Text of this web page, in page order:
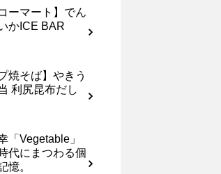
ーマート】でん
かICE BAR
焼そば】やきう
利尻昆布だし
「Vegetable」
代にまつわる個
憶。